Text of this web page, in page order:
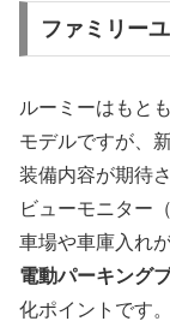
ファミリー
ルーミーはもと
モデルですが、
装備内容が期待
ビューモニター
車場や車庫入れ
電動パーキング
化ポイントです。